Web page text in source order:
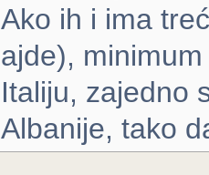
Ako ih i ima
ajde),
Italiju, zajedno
Albanije, tako